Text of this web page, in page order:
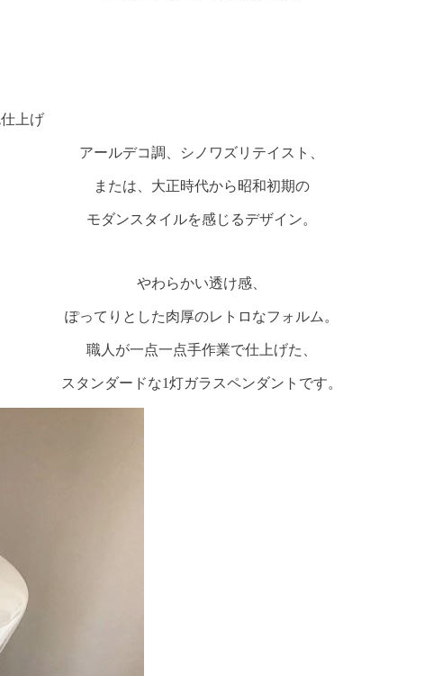
上げ
アールデコ調、シノワズリテイスト、
または、大正時代から昭和初期の
モダンスタイルを感じるデザイン。
やわらかい透け感、
ぽってりとした肉厚のレトロなフォルム。
職人が一点一点手作業で仕上げた、
スタンダードな1灯ガラスペンダントです。